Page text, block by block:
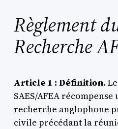
Règlement
Recherche
Article 1 : Définition.
SAES/AFEA
recherche anglophone
civile précédant la